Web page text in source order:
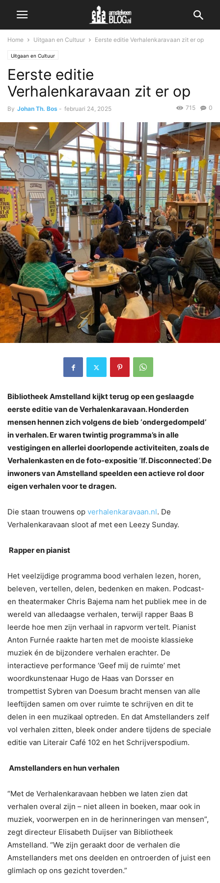
Home Uitgaan en Cultuur Eerste editie Verhalenkaravaan zit er op
Uitgaan en Cultuur
Eerste editie
Verhalenkaravaan zit er op
By Johan Th. Bos - februari 24, 2025 0
715
Bibliotheek Amstelland kijkt terug op een geslaagde
eerste editie van de Verhalenkaravaan. Honderden
mensen hennen zich volgens de bieb ‘ondergedompeld’
in verhalen. Er waren twintig programma’s in alle
vestigingen en allerlei doorlopende activiteiten, zoals de
Verhalenkasten en de foto-expositie ‘If. Disconnected’. De
inwoners van Amstelland speelden een actieve rol door
eigen verhalen voor te dragen.
Die staan trouwens op verhalenkaravaan.nl. De
Verhalenkaravaan sloot af met een Leezy Sunday.
Rapper en pianist
Het veelzijdige programma bood verhalen lezen, horen,
beleven, vertellen, delen, bedenken en maken. Podcast-
en theatermaker Chris Bajema nam het publiek mee in de
wereld van alledaagse verhalen, terwijl rapper Baas B
leerde hoe men zijn verhaal in rapvorm vertelt. Pianist
Anton Furnée raakte harten met de mooiste klassieke
muziek én de bijzondere verhalen erachter. De
interactieve performance ‘Geef mij de ruimte’ met
woordkunstenaar Hugo de Haas van Dorsser en
trompettist Sybren van Doesum bracht mensen van alle
leeftijden samen om over ruimte te schrijven en dit te
delen in een muzikaal optreden. En dat Amstellanders zelf
vol verhalen zitten, bleek onder andere tijdens de speciale
editie van Literair Café 102 en het Schrijverspodium.
Amstellanders en hun verhalen
“Met de Verhalenkaravaan hebben we laten zien dat
verhalen overal zijn – niet alleen in boeken, maar ook in
muziek, voorwerpen en in de herinneringen van mensen”,
zegt directeur Elisabeth Duijser van Bibliotheek
Amstelland. “We zijn geraakt door de verhalen die
Amstellanders met ons deelden en ontroerden of juist een
glimlach op ons gezicht toverden.”